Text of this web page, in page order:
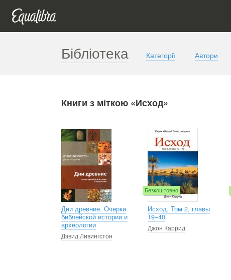
Бібліотека Категорії Автори
Книги з міткою «Исход»
Дни древние. Очерки
библейской истории и
археологии
Дэвид Ливингстон
Безкоштовно
Исход. Том 2, главы
19–40
Джон Каррид